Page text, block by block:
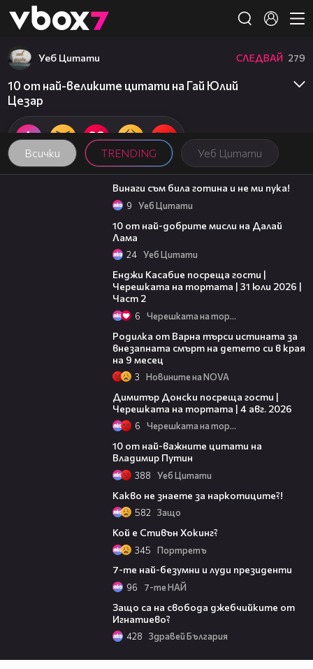
👾
Всички TRENDING Уеб Цитати
Уеб Цитати СЛЕДВАЙ 279
10 от най-великите цитати на Гай Юлий
Цезар
01:48
Винаги съм била готина и не ми пука!
9 Уеб Цитати
10 от най-добрите мисли на Далай
Лама
24 Уеб Цитати
Енджи Касабие посреща гости |
Черешката на тортата | 31 юли 2026 |
Част 2
6 Черешката на тортата
Родилка от Варна търси истината за
внезапната смърт на детето си в края
на 9 месец
3 Новините на NOVA
Димитър Донски посреща гости |
Черешката на тортата | 4 авг. 2026
6 Черешката на тортата
10 от най-важните цитати на
Владимир Путин
388 Уеб Цитати
Какво не знаете за наркотиците?!
582 Защо
Кой е Стивън Хокинг?
345 Портретъ
7-те най-безумни и луди президенти
96 7-те НАЙ
Защо са на свобода джебчийките от
Игнатиево?
428 Здравей България